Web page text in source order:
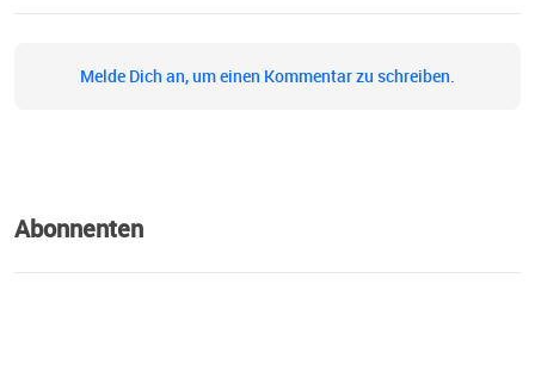
Melde Dich an, um einen Kommentar zu schreiben.
Abonnenten